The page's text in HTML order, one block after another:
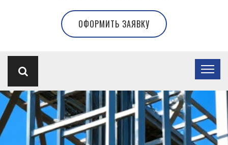
ОФОРМИТЬ ЗАЯВКУ